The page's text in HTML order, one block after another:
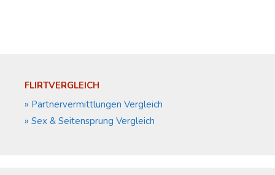
FLIRTVERGLEICH
» Partnervermittlungen Vergleich
» Sex & Seitensprung Vergleich